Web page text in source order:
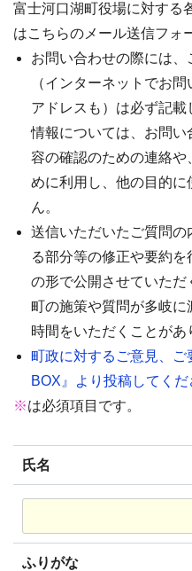
富士河口湖町役場に対する
はこちらのメール送信フォ
お問い合わせの際には
（インターネットでお
アドレスも）は必ず記載
情報については、お問
容の確認のための連絡や
めに利用し、他の目的
ん。
送信いただいたご質問
る部分等の修正や要約
の形で公開させていただ
町の施策や質問が多岐
時間をいただくことがあ
町政に対するご意見、
BOX』より投稿してくだ
※は必須項目です。
氏名
ふりがな